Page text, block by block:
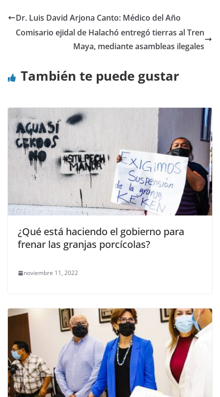
Dr. Luis David Arjona Canto: Médico del Año
Comisario ejidal de Halachó entregó tierras al Tren
Maya, mediante asambleas ilegales
También te puede gustar
¿Qué está haciendo el gobierno para
frenar las granjas porcícolas?
noviembre 11, 2022